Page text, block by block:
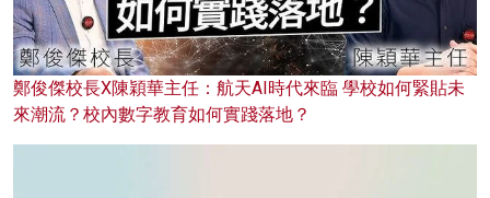
鄭俊傑校長X陳穎華主任：航天AI時代來臨 學校如何緊貼未
來潮流？校內數字教育如何實踐落地？